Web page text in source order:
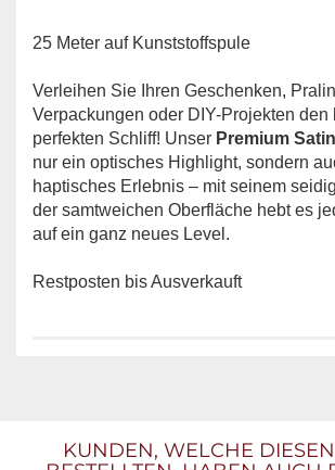
25 Meter auf Kunststoffspul e
Verleihen Sie Ihren Geschenken,
Verpackungen oder DIY-Projekten den
perfekten Schliff! Unser Premium
nur ein optisches Highlight, sondern
haptisches Erlebnis – mit seinem
der samtweichen Oberfläche hebt es
auf ein ganz neues Level.
Restposten bis Ausverkauft
KUNDEN, WELCHE